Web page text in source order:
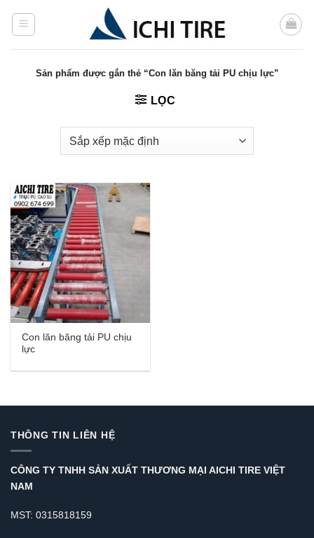
Sản phẩm được gắn thẻ “Con lăn băng tải PU chịu lực”
LỌC
Con lăn băng tải PU chịu
lực
THÔNG TIN LIÊN HỆ
CÔNG TY TNHH SẢN XUẤT THƯƠNG MẠI AICHI TIRE VIỆT
NAM
MST: 0315818159